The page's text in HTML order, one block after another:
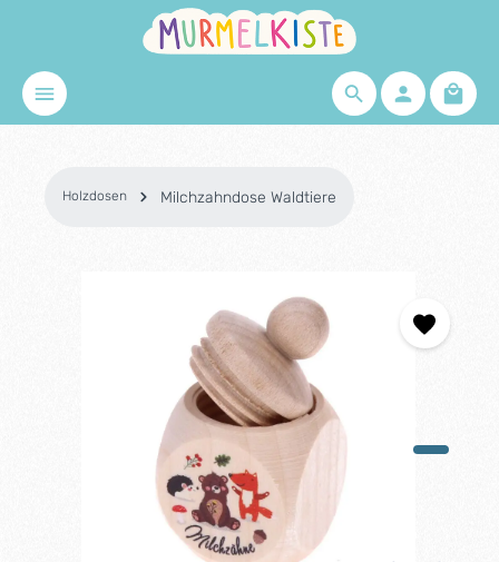
Zum Hauptinhalt springen
Holzdosen Milchzahndose Waldtiere